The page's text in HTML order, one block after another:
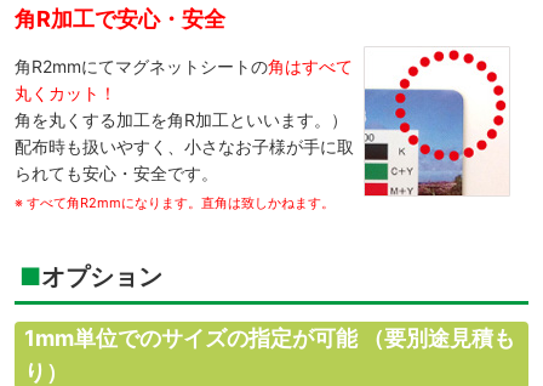
角R加工で安心・安全
角R2mmにてマグネットシートの角はすべて
丸くカット！
角を丸くする加工を角R加工といいます。）
配布時も扱いやすく、小さなお子様が手に取
られても安心・安全です。
※ すべて角R2mmになります。直角は致しかねます。
オプション
1mm単位でのサイズの指定が可能
（要別途見積も
り）